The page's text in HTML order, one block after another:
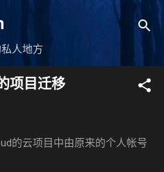
要内容
人地方
项目迁移
的云项目中由原来的个人帐号